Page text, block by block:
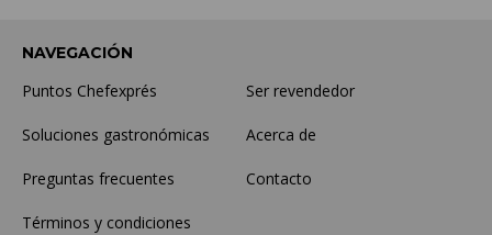
NAVEGACIÓN
Puntos Chefexprés Ser revendedor
Soluciones gastronómicas Acerca de
Preguntas frecuentes Contacto
Términos y condiciones